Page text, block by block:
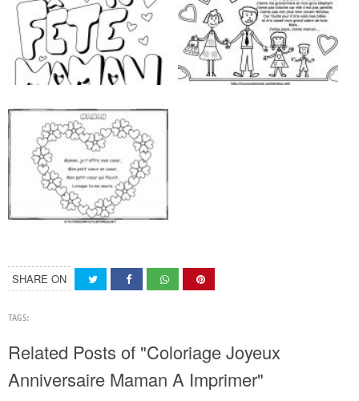
SHARE ON
TAGS:
Related Posts of "Coloriage Joyeux
Anniversaire Maman A Imprimer"